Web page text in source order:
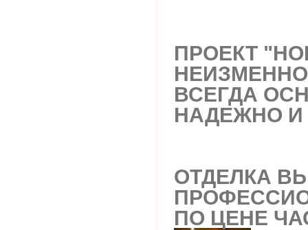
ПРОЕКТ
ВСЕГДА
НАДЕЖНО
ОТДЕЛКА
ПО ЦЕНЕ